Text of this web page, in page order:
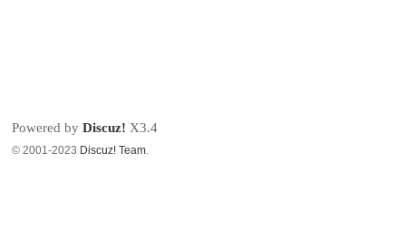
Powered byDiscuz! X3.4
© 2001-2023 Discuz! Team.